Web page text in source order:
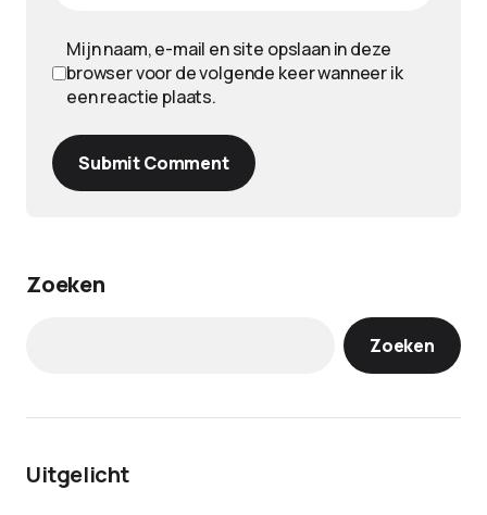
Mijn naam, e-mail en site opslaan in deze
browser voor de volgende keer wanneer ik
een reactie plaats.
Submit Comment
Zoeken
Zoeken
Uitgelicht